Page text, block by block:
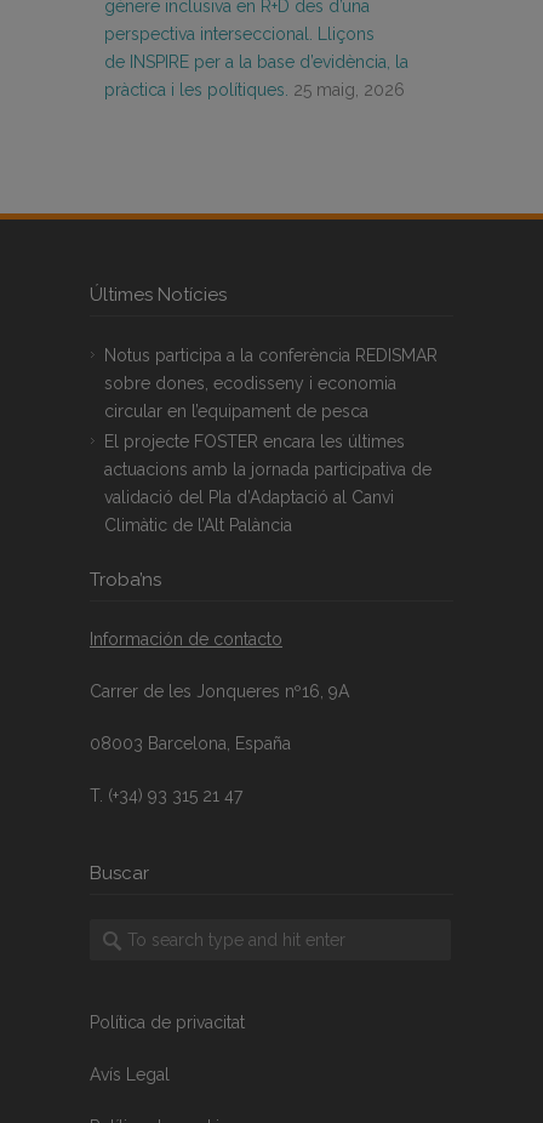
gènere inclusiva en R+D des d’una
perspectiva interseccional. Lliçons
de INSPIRE per a la base d’evidència, la
pràctica i les polítiques. 25 maig, 2026
Últimes Notícies
Notus participa a la conferència REDISMAR
sobre dones, ecodisseny i economia
circular en l’equipament de pesca
El projecte FOSTER encara les últimes
actuacions amb la jornada participativa de
validació del Pla d’Adaptació al Canvi
Climàtic de l’Alt Palància
Troba’ns
Información de contacto
Carrer de les Jonqueres nº16, 9A
08003 Barcelona, España
T. (+34) 93 315 21 47
Buscar
Política de privacitat
Avís Legal